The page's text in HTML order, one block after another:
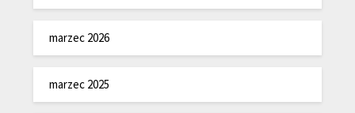
marzec 2026
marzec 2025